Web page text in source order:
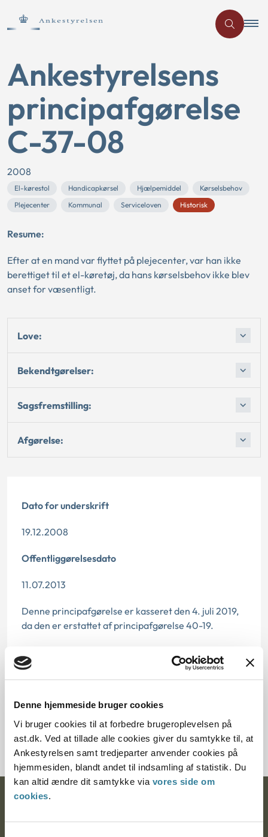
Denne hjemmeside bruger cookies
Vi bruger cookies til at forbedre brugeroplevelsen på
ast.dk. Ved at tillade alle cookies giver du samtykke til, at
Ankestyrelsen samt tredjeparter anvender cookies på
hjemmesiden, blandt andet til indsamling af statistik. Du
kan altid ændre dit samtykke via vores side om
cookies.
Ankestyrelsens
principafgørelse
C-37-08
2008
El-kørestol Handicapkørsel Hjælpemiddel
Kørselsbehov
Plejecenter
Kommunal Serviceloven Historisk
Resume:
Efter at en mand var flyttet på plejecenter, var han ikke
berettiget til et el-køretøj, da hans kørselsbehov ikke blev
anset for væsentligt.
Love:
Bekendtgørelser:
Sagsfremstilling:
Afgørelse:
Dato for underskrift
19.12.2008
Offentliggørelsesdato
11.07.2013
Denne principafgørelse er kasseret den 4. juli 2019,
da den er erstattet af principafgørelse 40-19.
§ 112 § 1
Journalnummer
3500489-07
Ankestyrelsen